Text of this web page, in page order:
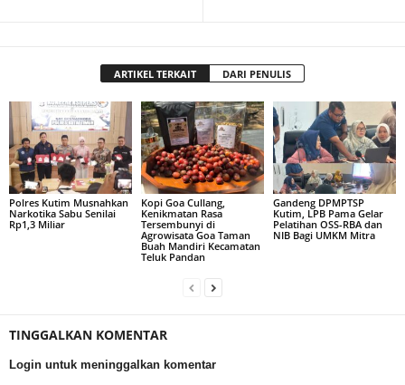
ARTIKEL TERKAIT DARI PENULIS
Polres Kutim Musnahkan
Narkotika Sabu Senilai
Rp1,3 Miliar
Kopi Goa Cullang,
Kenikmatan Rasa
Tersembunyi di
Agrowisata Goa Taman
Buah Mandiri Kecamatan
Teluk Pandan
Gandeng DPMPTSP
Kutim, LPB Pama Gelar
Pelatihan OSS-RBA dan
NIB Bagi UMKM Mitra
TINGGALKAN KOMENTAR
Login untuk meninggalkan komentar